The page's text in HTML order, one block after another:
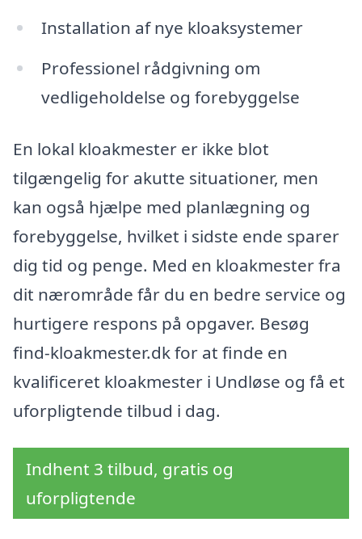
Installation af nye kloaksystemer
Professionel rådgivning om
vedligeholdelse og forebyggelse
En lokal kloakmester er ikke blot
tilgængelig for akutte situationer, men
kan også hjælpe med planlægning og
forebyggelse, hvilket i sidste ende sparer
dig tid og penge. Med en kloakmester fra
dit nærområde får du en bedre service og
hurtigere respons på opgaver. Besøg
find-kloakmester.dk for at finde en
kvalificeret kloakmester i Undløse og få et
uforpligtende tilbud i dag.
Indhent 3 tilbud, gratis og
uforpligtende